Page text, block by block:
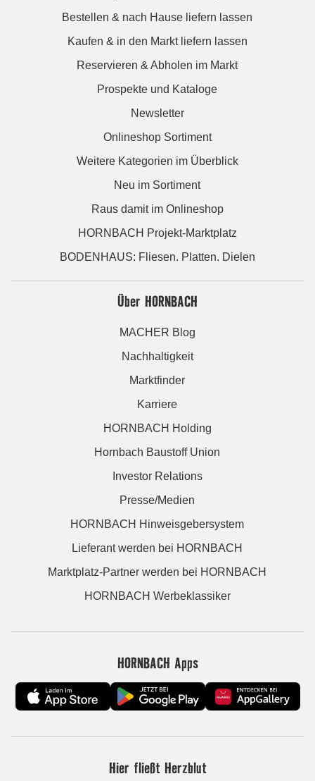
Bestellen & nach Hause liefern lassen
Kaufen & in den Markt liefern lassen
Reservieren & Abholen im Markt
Prospekte und Kataloge
Newsletter
Onlineshop Sortiment
Weitere Kategorien im Überblick
Neu im Sortiment
Raus damit im Onlineshop
HORNBACH Projekt-Marktplatz
BODENHAUS: Fliesen. Platten. Dielen
Über HORNBACH
MACHER Blog
Nachhaltigkeit
Marktfinder
Karriere
HORNBACH Holding
Hornbach Baustoff Union
Investor Relations
Presse/Medien
HORNBACH Hinweisgebersystem
Lieferant werden bei HORNBACH
Marktplatz-Partner werden bei HORNBACH
HORNBACH Werbeklassiker
HORNBACH Apps
Hier fließt Herzblut